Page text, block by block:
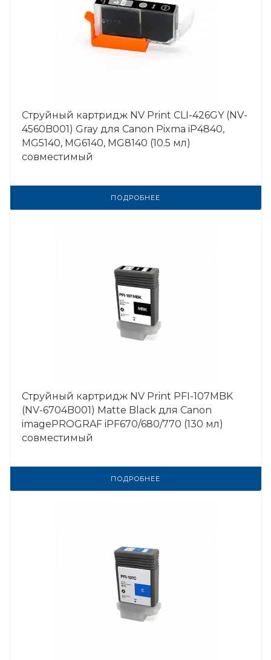
Струйный картридж NV Print CLI-426GY (NV-
4560B001) Gray для Canon Pixma iP4840,
MG5140, MG6140, MG8140 (10.5 мл)
совместимый
ПОДРОБНЕЕ
Струйный картридж NV Print PFI-107MBK
(NV-6704B001) Matte Black для Canon
imagePROGRAF iPF670/680/770 (130 мл)
совместимый
ПОДРОБНЕЕ